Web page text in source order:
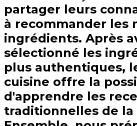
partager leurs
à recommander les
ingrédients. Après
sélectionné les
plus authentiques,
cuisine offre la
d'apprendre les
traditionnelles de la